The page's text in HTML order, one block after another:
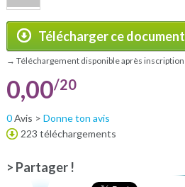
Télécharger ce document
→ Téléchargement disponible après inscription
0,00/20
0Avis > Donne ton avis
223 téléchargements
> Partager !